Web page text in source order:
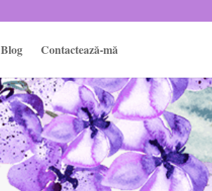
Blog Contactează-mă